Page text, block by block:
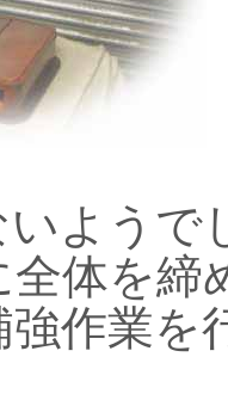
ようで
体を締
作業を